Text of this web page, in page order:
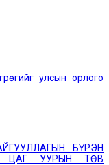
улсын орлого
БҮРЭН
ЦАГ УУРЫН ТӨВ